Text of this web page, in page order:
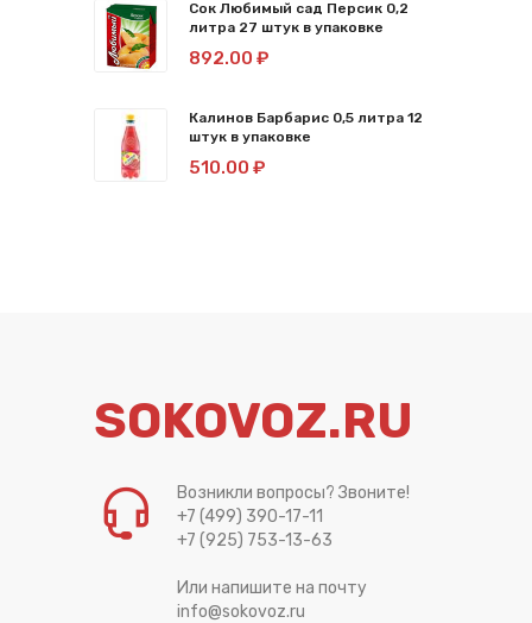
Сок Любимый сад Персик 0,2
литра 27 штук в упаковке
892.00 ₽
Калинов Барбарис 0,5 литра 12
штук в упаковке
510.00 ₽
SOKOVOZ.RU
Возникли вопросы? Звоните!
+7 (499) 390-17-11
+7 (925) 753-13-63
Или напишите на почту
info@sokovoz.ru